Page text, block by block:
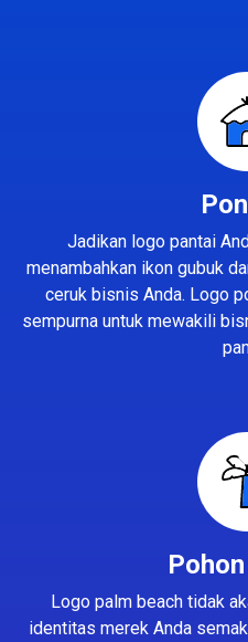
Jadikan logo pantai
menambahkan ikon gubuk
ceruk bisnis Anda. Logo
sempurna untuk mewakili
Logo palm beach tidak
identitas merek Anda